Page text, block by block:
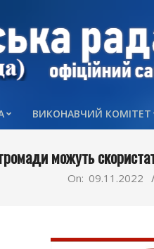
ВИКОНАВЧИЙ КОМІТЕТ
можуть
On: 09.11.2022